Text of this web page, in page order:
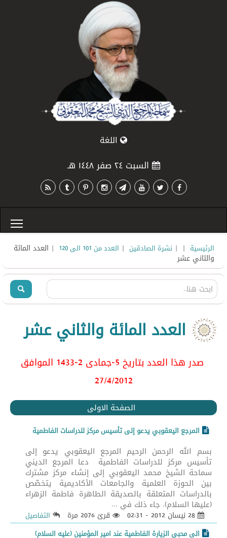
اللغة
السبت ٢٤ صفر ١٤٤٨ هـ
الرئيسية |
| نشرة الصادقين | العدد من 101 الى 120 | العدد المائة
والثاني عشر
العدد المائة والثاني عشر
صدر هذا العدد بتاريخ 5-جمادى 2-1433 الموافق
27/4/2012
الصفحة الاولى
المرجع اليعقوبي يدعو إلى تأسيس مركز للدراسات الفاطمية
بسم الله الرحمن الرحيم المرجع اليعقوبي يدعو إلى
تأسيس مركز للدراسات الفاطمية دعا المرجع الديني
سماحة الشيخ محمد اليعقوبي إلى إنشاء مركز مشترك
بين الحوزة العلمية والجامعات الأكاديمية يتخصّص
بالدراسات المتعلقة بالصديقة الطاهرة فاطمة الزهراء
(عليها السلام). جاء ذلك في ...
قرئ 2076 مرة
التفاصيل
الى محبي الزيارة الفاطمية عند امير المؤمنين (عليه السلام)